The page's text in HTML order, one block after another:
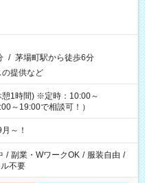
/ 茅場町駅から徒歩6分
提供など
1時間) ※定時：10:00～
～19:00で相談可！）
～！
/ 副業・WワークOK / 服装自由 /
不要